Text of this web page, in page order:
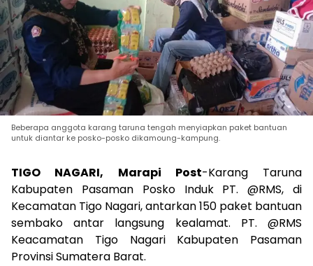
Beberapa anggota karang taruna tengah menyiapkan paket bantuan
untuk diantar ke posko-posko dikamoung-kampung.
TIGO NAGARI, Marapi Post-Karang Taruna
Kabupaten Pasaman Posko Induk PT. @RMS, di
Kecamatan Tigo Nagari, antarkan 150 paket bantuan
sembako antar langsung kealamat. PT. @RMS
Keacamatan Tigo Nagari Kabupaten Pasaman
Provinsi Sumatera Barat.